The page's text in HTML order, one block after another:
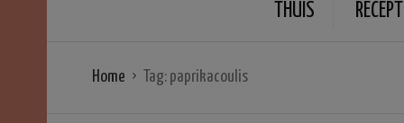
THUIS
Home Tag: paprikacoulis